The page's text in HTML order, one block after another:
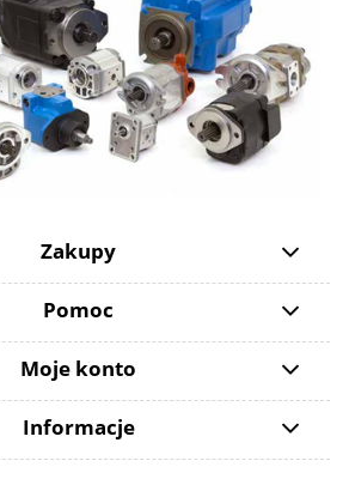
Zakupy
Pomoc
Moje konto
Informacje